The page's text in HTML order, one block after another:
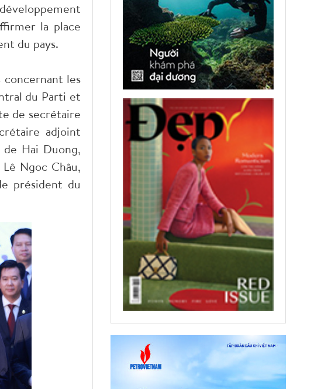
la place
du pays.
les
du Parti et
de secrétaire
adjoint
Hai Duong,
Ngoc Châu,
président du